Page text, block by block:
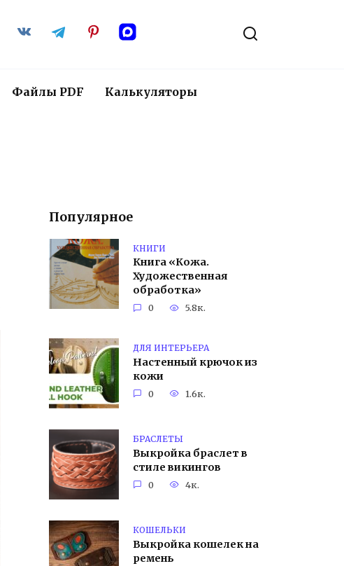
Файлы PDF Калькуляторы
Популярное
КНИГИ
Книга «Кожа.
Художественная
обработка»
0 5.8к.
ДЛЯ ИНТЕРЬЕРА
Настенный крючок из
кожи
0 1.6к.
БРАСЛЕТЫ
Выкройка браслет в
стиле викингов
0 4к.
КОШЕЛЬКИ
Выкройка кошелек на
ремень